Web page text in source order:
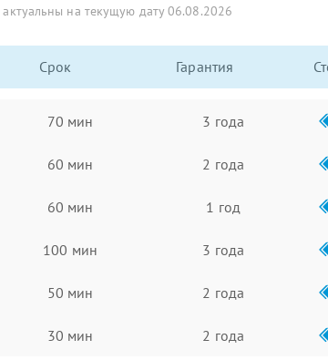
на текущую дату 06.08.2026
Срок Гарантия
70 мин 3 года
60 мин 2 года
60 мин 1 год
100 мин 3 года
50 мин 2 года
30 мин 2 года